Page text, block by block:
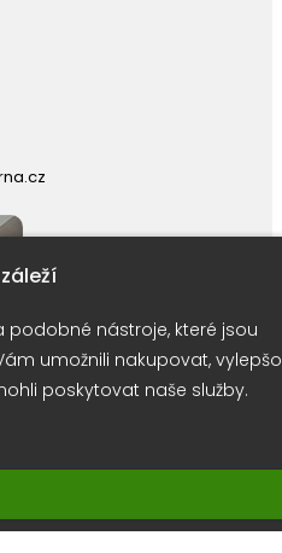
nástroje, které jsou
umožnili nakupovat,
poskytovat naše služby.